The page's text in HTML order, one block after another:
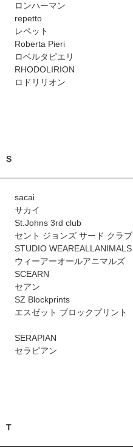
ロンハーマン
repetto
レペット
Roberta Pieri
ロベルタピエリ
RHODOLIRION
ロドリリオン
S
sacai
サカイ
St.Johns 3rd club
セント ジョンズ サード クラブ
STUDIO WEAREALLANIMALS
ウィーアーオールアニマルズ
SCEARN
セアン
SZ Blockprints
エスゼット ブロックプリント
SERAPIAN
セラピアン
T